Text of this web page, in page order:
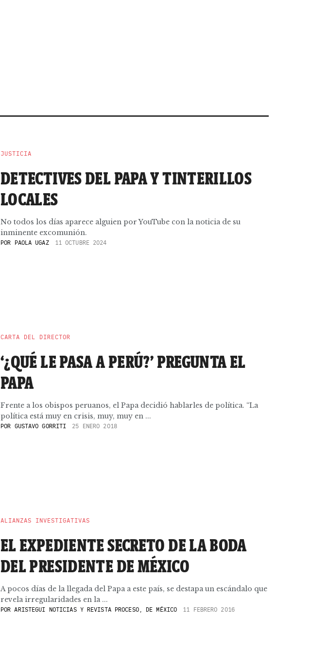
JUSTICIA
DETECTIVES DEL PAPA Y TINTERILLOS
LOCALES
No todos los días aparece alguien por YouTube con la noticia de su
inminente excomunión.
POR PAOLA UGAZ 11 OCTUBRE 2024
CARTA DEL DIRECTOR
‘¿QUÉ LE PASA A PERÚ?’ PREGUNTA EL
PAPA
Frente a los obispos peruanos, el Papa decidió hablarles de política. “La
política está muy en crisis, muy, muy en ...
POR GUSTAVO GORRITI 25 ENERO 2018
ALIANZAS INVESTIGATIVAS
EL EXPEDIENTE SECRETO DE LA BODA
DEL PRESIDENTE DE MÉXICO
A pocos días de la llegada del Papa a este país, se destapa un escándalo que
revela irregularidades en la ...
POR ARISTEGUI NOTICIAS Y REVISTA PROCESO, DE MÉXICO 11 FEBRERO 2016